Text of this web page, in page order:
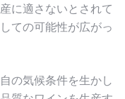
に適さないとされて
ての可能性が広がっ
の気候条件を生かし